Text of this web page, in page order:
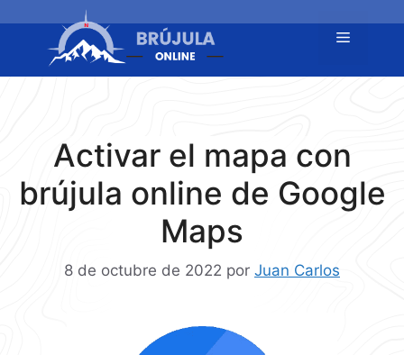
contenido
Menú
Activar el mapa con
brújula online de Google
Maps
8 de octubre de 2022 por Juan Carlos